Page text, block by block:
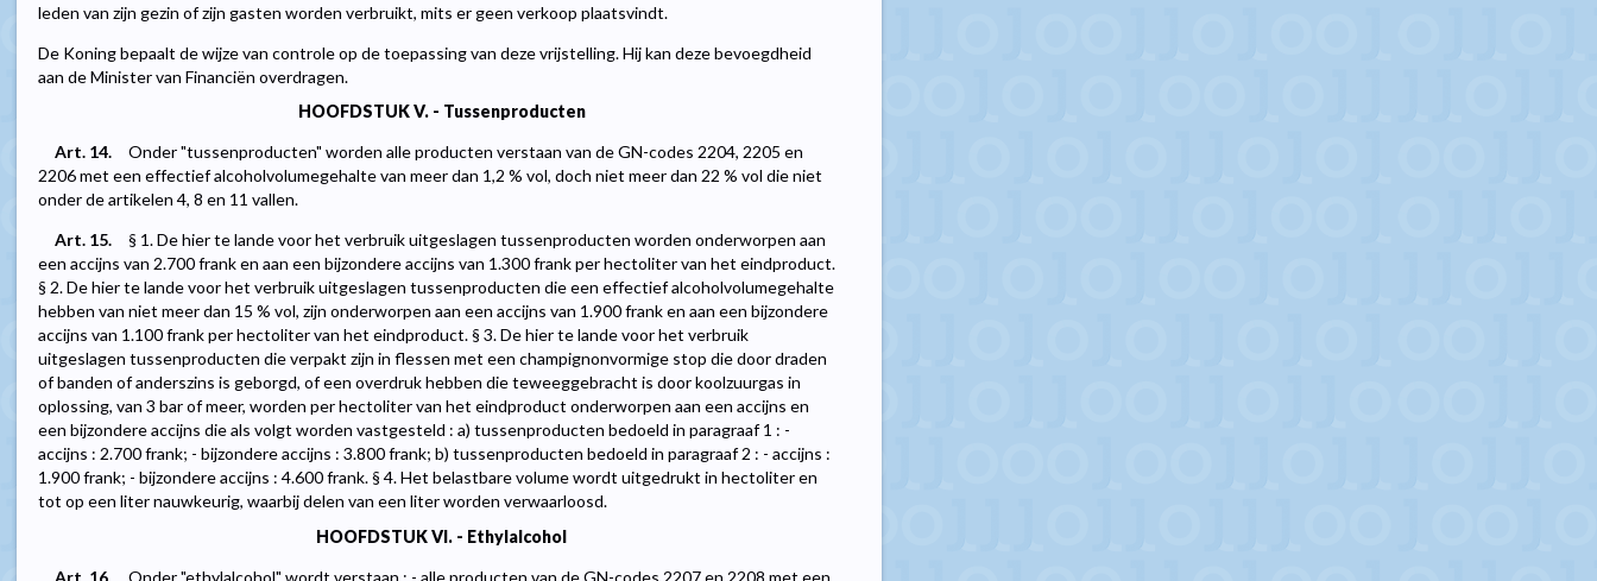
leden van zijn gezin of zijn gasten worden verbruikt, mits er geen verkoop plaatsvindt.
De Koning bepaalt de wijze van controle op de toepassing van deze vrijstelling. Hij kan deze bevoegdheid
aan de Minister van Financiën overdragen.
HOOFDSTUK V. - Tussenproducten
Art. 14.
Onder "tussenproducten" worden alle producten verstaan van de GN-codes 2204, 2205 en
2206 met een effectief alcoholvolumegehalte van meer dan 1,2 % vol, doch niet meer dan 22 % vol die niet
onder de artikelen 4, 8 en 11 vallen.
Art. 15.
§ 1. De hier te lande voor het verbruik uitgeslagen tussenproducten worden onderworpen aan
een accijns van 2.700 frank en aan een bijzondere accijns van 1.300 frank per hectoliter van het eindproduct.
§ 2. De hier te lande voor het verbruik uitgeslagen tussenproducten die een effectief alcoholvolumegehalte
hebben van niet meer dan 15 % vol, zijn onderworpen aan een accijns van 1.900 frank en aan een bijzondere
accijns van 1.100 frank per hectoliter van het eindproduct. § 3. De hier te lande voor het verbruik
uitgeslagen tussenproducten die verpakt zijn in flessen met een champignonvormige stop die door draden
of banden of anderszins is geborgd, of een overdruk hebben die teweeggebracht is door koolzuurgas in
oplossing, van 3 bar of meer, worden per hectoliter van het eindproduct onderworpen aan een accijns en
een bijzondere accijns die als volgt worden vastgesteld : a) tussenproducten bedoeld in paragraaf 1 : -
accijns : 2.700 frank; - bijzondere accijns : 3.800 frank; b) tussenproducten bedoeld in paragraaf 2 : - accijns :
1.900 frank; - bijzondere accijns : 4.600 frank. § 4. Het belastbare volume wordt uitgedrukt in hectoliter en
tot op een liter nauwkeurig, waarbij delen van een liter worden verwaarloosd.
HOOFDSTUK VI. - Ethylalcohol